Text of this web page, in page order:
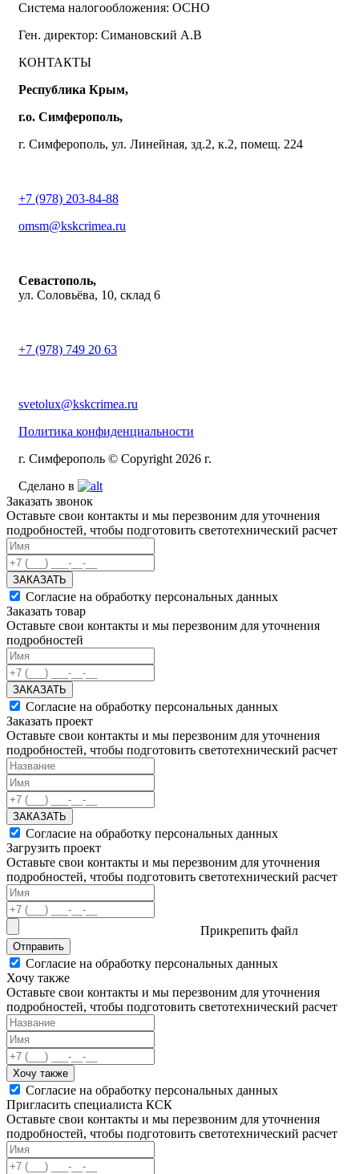
Система налогообложения: ОСНО
Ген. директор: Симановский А.В
КОНТАКТЫ
Республика Крым,
г.о. Симферополь,
г. Симферополь, ул. Линейная, зд.2, к.2, помещ. 224
+7 (978) 203-84-88
omsm@kskcrimea.ru
Севастополь,
ул. Соловьёва, 10, склад 6
+7 (978) 749 20 63
svetolux@kskcrimea.ru
Политика конфиденциальности
г. Симферополь © Copyright 2026 г.
Сделано в
Заказать звонок
Оставьте свои контакты и мы перезвоним для уточнения
подробностей, чтобы подготовить светотехнический расчет
ЗАКАЗАТЬ
Согласие на обработку персональных данных
Заказать товар
Оставьте свои контакты и мы перезвоним для уточнения
подробностей
ЗАКАЗАТЬ
Согласие на обработку персональных данных
Заказать проект
Оставьте свои контакты и мы перезвоним для уточнения
подробностей, чтобы подготовить светотехнический расчет
ЗАКАЗАТЬ
Согласие на обработку персональных данных
Загрузить проект
Оставьте свои контакты и мы перезвоним для уточнения
подробностей, чтобы подготовить светотехнический расчет
Прикрепить файл
Отправить
Согласие на обработку персональных данных
Хочу также
Оставьте свои контакты и мы перезвоним для уточнения
подробностей, чтобы подготовить светотехнический расчет
Хочу также
Согласие на обработку персональных данных
Пригласить специалиста КСК
Оставьте свои контакты и мы перезвоним для уточнения
подробностей, чтобы подготовить светотехнический расчет